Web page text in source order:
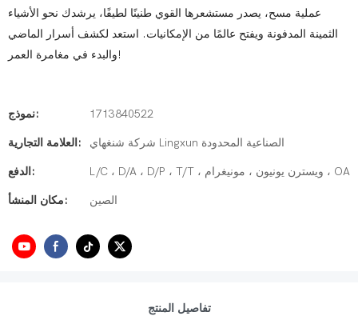
عملية مسح، يصدر مستشعرها القوي طنينًا لطيفًا، يرشدك نحو الأشياء
الثمينة المدفونة ويفتح عالمًا من الإمكانيات. استعد لكشف أسرار الماضي
والبدء في مغامرة العمر!
نموذج: 1713840522
العلامة التجارية: شركة شنغهاي Lingxun الصناعية المحدودة
الدفع: L/C ، D/A ، D/P ، T/T ، ويسترن يونيون ، مونيغرام ، OA
مكان المنشأ: الصين
تفاصيل المنتج